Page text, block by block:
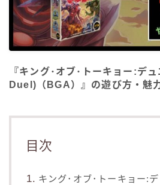
『キング･オブ･トーキョー:デ
Duel)（BGA）』の遊び方・魅
目次
キング･オブ･トーキョー: